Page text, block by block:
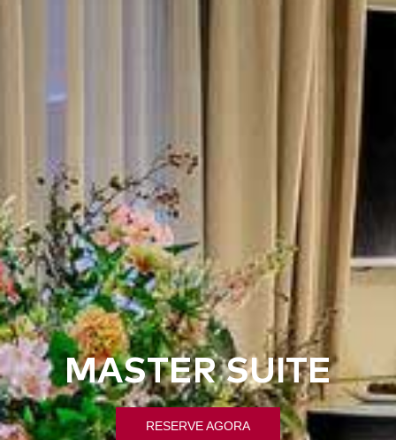
MASTER SUITE
RESERVE AGORA